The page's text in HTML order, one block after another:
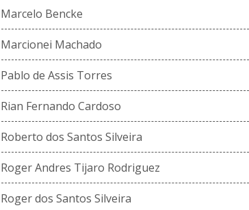
Marcelo Bencke
Marcionei Machado
Pablo de Assis Torres
Rian Fernando Cardoso
Roberto dos Santos Silveira
Roger Andres Tijaro Rodriguez
Roger dos Santos Silveira